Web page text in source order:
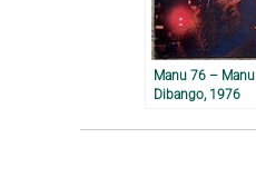
Manu 76 – Manu
Dibango, 1976